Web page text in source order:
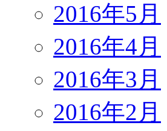
2016年5月
2016年4月
2016年3月
2016年2月